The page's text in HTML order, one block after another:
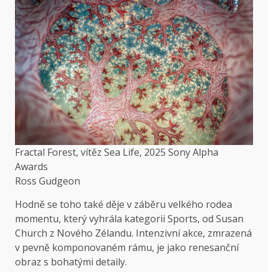
Fractal Forest, vítěz Sea Life, 2025 Sony Alpha
Awards
Ross Gudgeon
Hodně se toho také děje v záběru velkého rodea
momentu, který vyhrála kategorii Sports, od Susan
Church z Nového Zélandu. Intenzivní akce, zmrazená
v pevně komponovaném rámu, je jako renesanční
obraz s bohatými detaily.